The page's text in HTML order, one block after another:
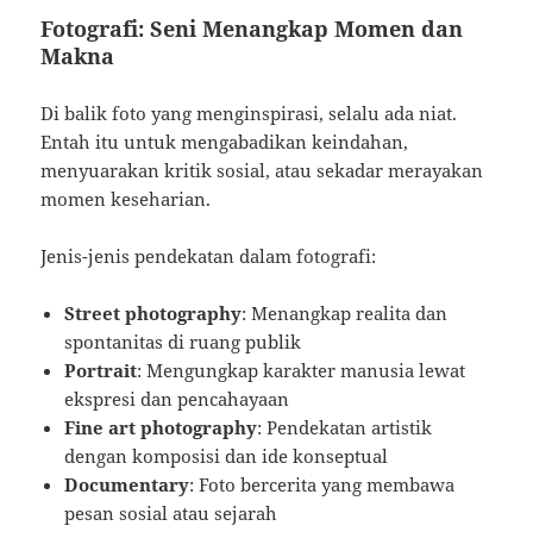
Fotografi: Seni Menangkap Momen dan
Makna
Di balik foto yang menginspirasi, selalu ada niat.
Entah itu untuk mengabadikan keindahan,
menyuarakan kritik sosial, atau sekadar merayakan
momen keseharian.
Jenis-jenis pendekatan dalam fotografi:
Street photography: Menangkap realita dan
spontanitas di ruang publik
Portrait: Mengungkap karakter manusia lewat
ekspresi dan pencahayaan
Fine art photography: Pendekatan artistik
dengan komposisi dan ide konseptual
Documentary: Foto bercerita yang membawa
pesan sosial atau sejarah